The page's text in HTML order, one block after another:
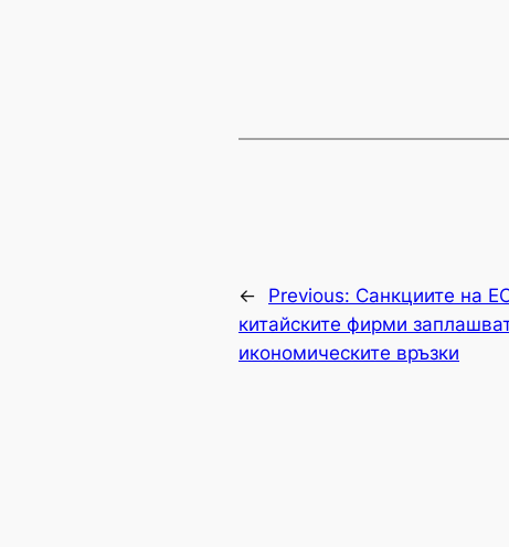
← Previous: Санкциите на
китайските фирми
икономическите връзки